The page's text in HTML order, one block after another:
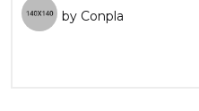
by Conpla